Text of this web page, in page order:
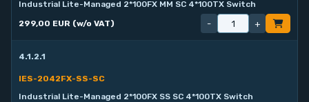
Industrial Lite-Managed 2*100FX MM SC 4*100TX Switch
299,00 EUR (w/o VAT)
- +
4.1.2.1
IES-2042FX-SS-SC
Industrial Lite-Managed 2*100FX SS SC 4*100TX Switch